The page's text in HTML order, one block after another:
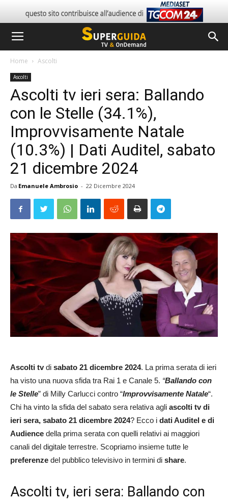
Home Ascolti
Ascolti
Ascolti tv ieri sera: Ballando
con le Stelle (34.1%),
Improvvisamente Natale
(10.3%) | Dati Auditel, sabato
21 dicembre 2024
Da Emanuele Ambrosio - 22 Dicembre 2024
Ascolti tvdi sabato 21 dicembre 2024. La prima serata di ieri
ha visto una nuova sfida tra Rai 1 e Canale 5. “Ballando con
le Stelle” di Milly Carlucci contro “Improvvisamente Natale“.
Chi ha vinto la sfida del sabato sera relativa agli ascolti tv di
ieri sera, sabato 21 dicembre 2024? Ecco i dati Auditel e di
Audience della prima serata con quelli relativi ai maggiori
canali del digitale terrestre. Scopriamo insieme tutte le
preferenze del pubblico televisivo in termini di share.
Ascolti tv, ieri sera: Ballando con